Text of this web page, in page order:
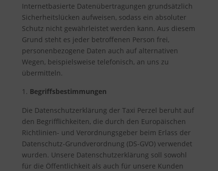
Internetbasierte Datenübertragungen grundsätzlich
Sicherheitslücken aufweisen, sodass ein absoluter
Schutz nicht gewährleistet werden kann. Aus diesem
Grund steht es jeder betroffenen Person frei,
personenbezogene Daten auch auf alternativen
Wegen, beispielsweise telefonisch, an uns zu
übermitteln.
Begriffsbestimmungen
Die Datenschutzerklärung der Taxi Perzel beruht auf
den Begrifflichkeiten, die durch den Europäischen
Richtlinien- und Verordnungsgeber beim Erlass der
Datenschutz-Grundverordnung (DS-GVO) verwendet
wurden. Unsere Datenschutzerklärung soll sowohl
für die Öffentlichkeit als auch für unsere Kunden